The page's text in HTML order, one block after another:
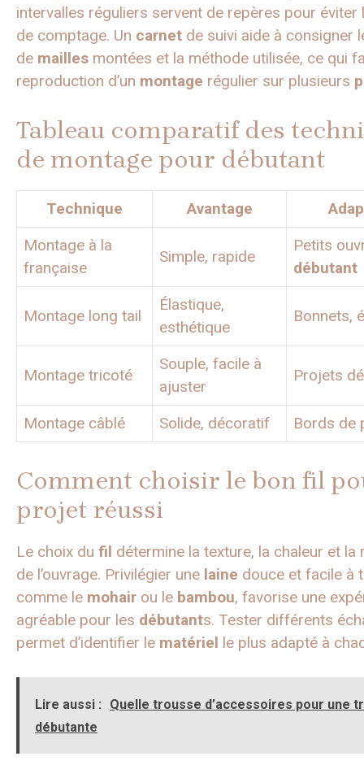
intervalles réguliers servent de repères pour éviter
de comptage. Un carnet de suivi aide à consigner
de mailles montées et la méthode utilisée, ce qui
reproduction d’un montage régulier sur plusieurs
Tableau comparatif des
de montage pour débutant
Technique Avantage
Montage à la
française
Simple, rapide
Petits
débutant
Montage long tail
Élastique,
esthétique
Bonnets,
Montage tricoté
Souple, facile à
ajuster
Projets
Montage câblé Solide, décoratif Bords de
Comment choisir le bon fil
projet réussi
Le choix du fil détermine la texture, la chaleur et la
de l’ouvrage. Privilégier une laine douce et facile à
comme le mohair ou le bambou, favorise une
agréable pour les débutants. Tester différents
permet d’identifier le matériel le plus adapté à
Lire aussi :
Quelle trousse d’accessoires pour une
débutante